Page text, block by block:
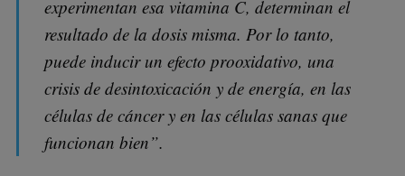
experimentan esa vitamina C, determinan el
resultado de la dosis misma. Por lo tanto,
puede inducir un efecto prooxidativo, una
crisis de desintoxicación y de energía, en las
células de cáncer y en las células sanas que
funcionan bien”.